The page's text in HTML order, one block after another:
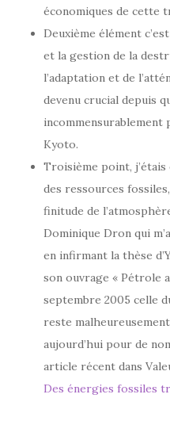
économiques de cette
Deuxième élément
et la gestion de la
l’adaptation et de
devenu crucial depuis
incommensurablement
Kyoto.
Troisième point,
des ressources
finitude de
Dominique Dron qui
en infirmant la thèse
son ouvrage « Pétrole
septembre 2005 celle
reste
aujourd’hui pour de
article récent dans
Des énergies fossiles